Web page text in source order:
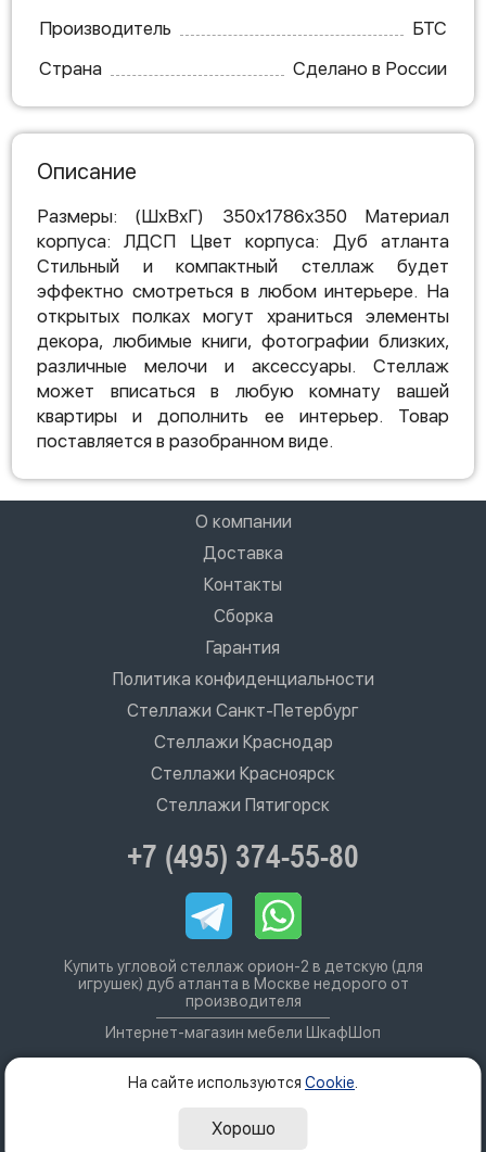
Производитель
БТС
Страна
Сделано в России
Описание
Размеры: (ШхВхГ) 350х1786х350 Материал
корпуса: ЛДСП Цвет корпуса: Дуб атланта
Стильный и компактный стеллаж будет
эффектно смотреться в любом интерьере. На
открытых полках могут храниться элементы
декора, любимые книги, фотографии близких,
различные мелочи и аксессуары. Стеллаж
может вписаться в любую комнату вашей
квартиры и дополнить ее интерьер. Товар
поставляется в разобранном виде.
О компании
Доставка
Контакты
Сборка
Гарантия
Политика конфиденциальности
Стеллажи Санкт-Петербург
Стеллажи Краснодар
Стеллажи Красноярск
Стеллажи Пятигорск
+7 (495) 374-55-80
Купить угловой стеллаж орион-2 в детскую (для
игрушек) дуб атланта в Москве недорого от
производителя
Интернет-магазин мебели ШкафШоп
На сайте используются Cookie
Хорошо